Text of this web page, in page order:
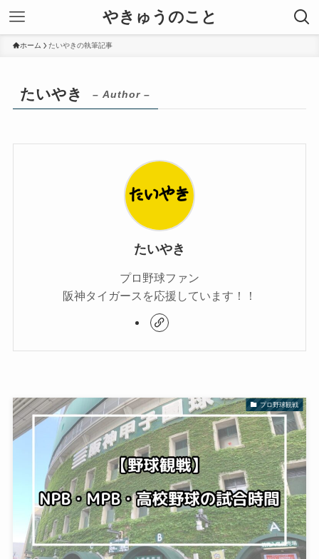
やきゅうのこと
ホーム たいやきの執筆記事
たいやき – Author –
たいやき
プロ野球ファン
阪神タイガースを応援しています！！
プロ野球観戦